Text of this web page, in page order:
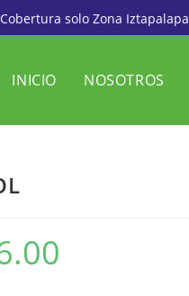
solo Zona Iztapalapa
INICIO NOSOTROS